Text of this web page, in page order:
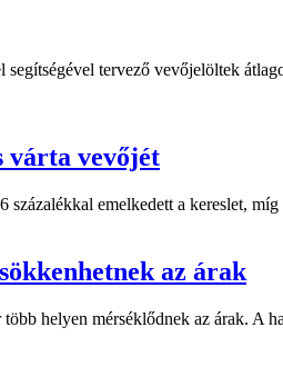
tervező vevőjelöltek
várta vevőjét
emelkedett a kereslet,
az árak
helyen mérséklődnek az árak. A